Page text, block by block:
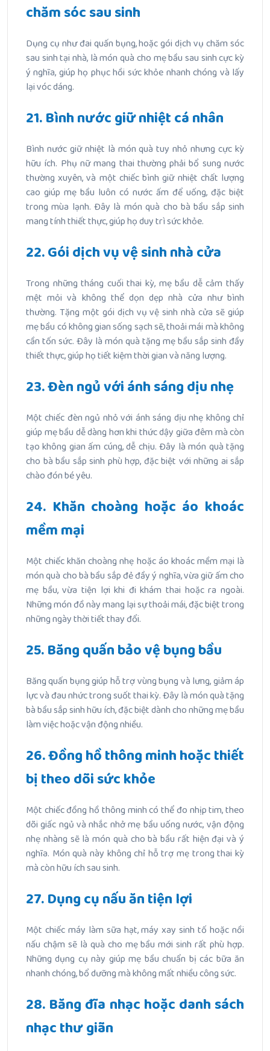
chăm sóc sau sinh
Dụng cụ như đai quấn bụng, hoặc gói dịch vụ chăm sóc
sau sinh tại nhà, là món quà cho mẹ bầu sau sinh cực kỳ
ý nghĩa, giúp họ phục hồi sức khỏe nhanh chóng và lấy
lại vóc dáng.
21. Bình nước giữ nhiệt cá nhân
Bình nước giữ nhiệt là món quà tuy nhỏ nhưng cực kỳ
hữu ích. Phụ nữ mang thai thường phải bổ sung nước
thường xuyên, và một chiếc bình giữ nhiệt chất lượng
cao giúp mẹ bầu luôn có nước ấm để uống, đặc biệt
trong mùa lạnh. Đây là món quà cho bà bầu sắp sinh
mang tính thiết thực, giúp họ duy trì sức khỏe.
22. Gói dịch vụ vệ sinh nhà cửa
Trong những tháng cuối thai kỳ, mẹ bầu dễ cảm thấy
mệt mỏi và không thể dọn dẹp nhà cửa như bình
thường. Tặng một gói dịch vụ vệ sinh nhà cửa sẽ giúp
mẹ bầu có không gian sống sạch sẽ, thoải mái mà không
cần tốn sức. Đây là món quà tặng mẹ bầu sắp sinh đầy
thiết thực, giúp họ tiết kiệm thời gian và năng lượng.
23. Đèn ngủ với ánh sáng dịu nhẹ
Một chiếc đèn ngủ nhỏ với ánh sáng dịu nhẹ không chỉ
giúp mẹ bầu dễ dàng hơn khi thức dậy giữa đêm mà còn
tạo không gian ấm cúng, dễ chịu. Đây là món quà tặng
cho bà bầu sắp sinh phù hợp, đặc biệt với những ai sắp
chào đón bé yêu.
24. Khăn choàng hoặc áo khoác
mềm mại
Một chiếc khăn choàng nhẹ hoặc áo khoác mềm mại là
món quà cho bà bầu sắp đẻ đầy ý nghĩa, vừa giữ ấm cho
mẹ bầu, vừa tiện lợi khi đi khám thai hoặc ra ngoài.
Những món đồ này mang lại sự thoải mái, đặc biệt trong
những ngày thời tiết thay đổi.
25. Băng quấn bảo vệ bụng bầu
Băng quấn bụng giúp hỗ trợ vùng bụng và lưng, giảm áp
lực và đau nhức trong suốt thai kỳ. Đây là món quà tặng
bà bầu sắp sinh hữu ích, đặc biệt dành cho những mẹ bầu
làm việc hoặc vận động nhiều.
26. Đồng hồ thông minh hoặc thiết
bị theo dõi sức khỏe
Một chiếc đồng hồ thông minh có thể đo nhịp tim, theo
dõi giấc ngủ và nhắc nhở mẹ bầu uống nước, vận động
nhẹ nhàng sẽ là món quà cho bà bầu rất hiện đại và ý
nghĩa. Món quà này không chỉ hỗ trợ mẹ trong thai kỳ
mà còn hữu ích sau sinh.
27. Dụng cụ nấu ăn tiện lợi
Một chiếc máy làm sữa hạt, máy xay sinh tố hoặc nồi
nấu chậm sẽ là quà cho mẹ bầu mới sinh rất phù hợp.
Những dụng cụ này giúp mẹ bầu chuẩn bị các bữa ăn
nhanh chóng, bổ dưỡng mà không mất nhiều công sức.
28. Băng đĩa nhạc hoặc danh sách
nhạc thư giãn